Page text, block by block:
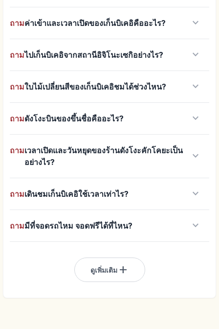
ถามค่าเข้าและเวลาเปิดของเก็นบิเคอิคืออะไร? keyboard_arrow_down
ถามไปเก็นบิเคอิจากสถานีอิจิโนะเซกิอย่างไร? keyboard_arrow_down
ถามใบไม้เปลี่ยนสีของเก็นบิเคอิชมได้ช่วงไหน? keyboard_arrow_down
ถามดังโงะบินของขึ้นชื่อคืออะไร? keyboard_arrow_down
ถามเวลาเปิดและวันหยุดของร้านดังโงะคักโคยะเป็น
อย่างไร?
keyboard_arrow_down
ถามเดินชมเก็นบิเคอิใช้เวลาเท่าไร? keyboard_arrow_down
ถามมีที่จอดรถไหม จอดฟรีได้ที่ไหน? keyboard_arrow_down
ดูเพิ่มเติมadd